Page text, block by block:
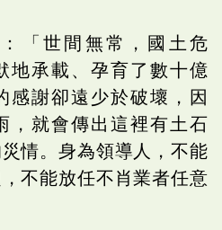
「世間無常，國土危
地承載、孕育了數十億
感謝卻遠少於破壞，因
，就會傳出這裡有土石
情。身為領導人，不能
不能放任不肖業者任意